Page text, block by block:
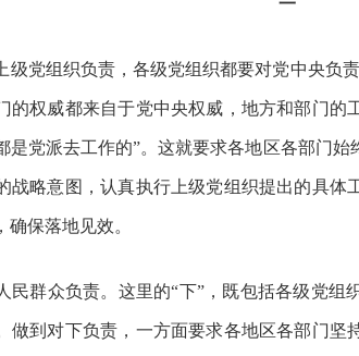
一
级党组织负责，各级党组织都要对党中央负
的权威都来自于党中央权威，地方和部门的
是党派去工作的”。这就要求各地区各部门
战略意图，认真执行上级党组织提出的具体
保落地见效。
民群众负责。这里的“下”，既包括各级党组
做到对下负责，一方面要求各地区各部门坚